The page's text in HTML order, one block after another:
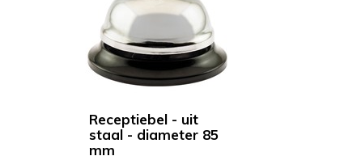
Receptiebel - uit
staal - diameter 85
mm